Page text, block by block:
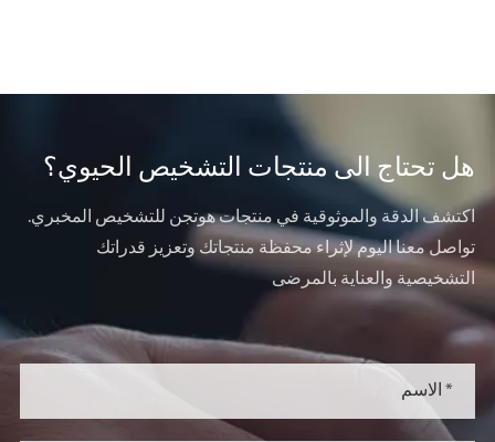
هل تحتاج الى منتجات التشخيص الحيوي؟
اكتشف الدقة والموثوقية في منتجات هوتجن للتشخيص المخبري.
تواصل معنا اليوم لإثراء محفظة منتجاتك وتعزيز قدراتك
التشخيصية والعناية بالمرضى